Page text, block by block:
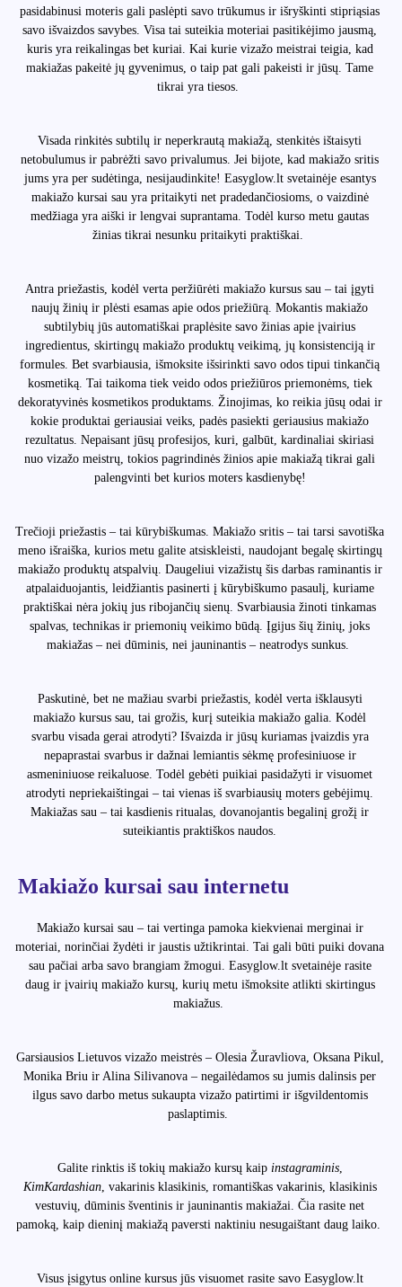
pasidabinusi moteris gali paslėpti savo trūkumus ir išryškinti stipriąsias
savo išvaizdos savybes. Visa tai suteikia moteriai pasitikėjimo jausmą,
kuris yra reikalingas bet kuriai. Kai kurie vizažo meistrai teigia, kad
makiažas pakeitė jų gyvenimus, o taip pat gali pakeisti ir jūsų. Tame
tikrai yra tiesos.
Visada rinkitės subtilų ir neperkrautą makiažą, stenkitės ištaisyti
netobulumus ir pabrėžti savo privalumus. Jei bijote, kad makiažo sritis
jums yra per sudėtinga, nesijaudinkite! Easyglow.lt svetainėje esantys
makiažo kursai sau yra pritaikyti net pradedančiosioms, o vaizdinė
medžiaga yra aiški ir lengvai suprantama. Todėl kurso metu gautas
žinias tikrai nesunku pritaikyti praktiškai.
Antra priežastis, kodėl verta peržiūrėti makiažo kursus sau – tai įgyti
naujų žinių ir plėsti esamas apie odos priežiūrą. Mokantis makiažo
subtilybių jūs automatiškai praplėsite savo žinias apie įvairius
ingredientus, skirtingų makiažo produktų veikimą, jų konsistenciją ir
formules. Bet svarbiausia, išmoksite išsirinkti savo odos tipui tinkančią
kosmetiką. Tai taikoma tiek veido odos priežiūros priemonėms, tiek
dekoratyvinės kosmetikos produktams. Žinojimas, ko reikia jūsų odai ir
kokie produktai geriausiai veiks, padės pasiekti geriausius makiažo
rezultatus. Nepaisant jūsų profesijos, kuri, galbūt, kardinaliai skiriasi
nuo vizažo meistrų, tokios pagrindinės žinios apie makiažą tikrai gali
palengvinti bet kurios moters kasdienybę!
Trečioji priežastis – tai kūrybiškumas. Makiažo sritis – tai tarsi savotiška
meno išraiška, kurios metu galite atsiskleisti, naudojant begalę skirtingų
makiažo produktų atspalvių. Daugeliui vizažistų šis darbas raminantis ir
atpalaiduojantis, leidžiantis pasinerti į kūrybiškumo pasaulį, kuriame
praktiškai nėra jokių jus ribojančių sienų. Svarbiausia žinoti tinkamas
spalvas, technikas ir priemonių veikimo būdą. Įgijus šių žinių, joks
makiažas – nei dūminis, nei jauninantis – neatrodys sunkus.
Paskutinė, bet ne mažiau svarbi priežastis, kodėl verta išklausyti
makiažo kursus sau, tai grožis, kurį suteikia makiažo galia. Kodėl
svarbu visada gerai atrodyti? Išvaizda ir jūsų kuriamas įvaizdis yra
nepaprastai svarbus ir dažnai lemiantis sėkmę profesiniuose ir
asmeniniuose reikaluose. Todėl gebėti puikiai pasidažyti ir visuomet
atrodyti nepriekaištingai – tai vienas iš svarbiausių moters gebėjimų.
Makiažas sau – tai kasdienis ritualas, dovanojantis begalinį grožį ir
suteikiantis praktiškos naudos.
Makiažo kursai sau internetu
Makiažo kursai sau – tai vertinga pamoka kiekvienai merginai ir
moteriai, norinčiai žydėti ir jaustis užtikrintai. Tai gali būti puiki dovana
sau pačiai arba savo brangiam žmogui. Easyglow.lt svetainėje rasite
daug ir įvairių makiažo kursų, kurių metu išmoksite atlikti skirtingus
makiažus.
Garsiausios Lietuvos vizažo meistrės – Olesia Žuravliova, Oksana Pikul,
Monika Briu ir Alina Silivanova – negailėdamos su jumis dalinsis per
ilgus savo darbo metus sukaupta vizažo patirtimi ir išgvildentomis
paslaptimis.
Galite rinktis iš tokių makiažo kursų kaip instagraminis,
KimKardashian, vakarinis klasikinis, romantiškas vakarinis, klasikinis
vestuvių, dūminis šventinis ir jauninantis makiažai. Čia rasite net
pamoką, kaip dieninį makiažą paversti naktiniu nesugaištant daug laiko.
Visus įsigytus online kursus jūs visuomet rasite savo Easyglow.lt